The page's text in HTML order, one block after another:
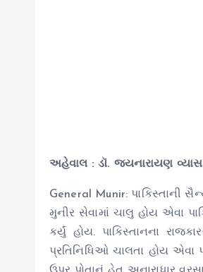
અહેવાલ : ડૉ. જયનારાયણ વ્યાસ
General Munir: પાકિસ્તાની
મુનીર સેવામાં ચાલુ હોય એવા
કર્યું હોય. પાકિસ્તાનના
પ્રતિનિધિઓ ચાલતા હોય એવા